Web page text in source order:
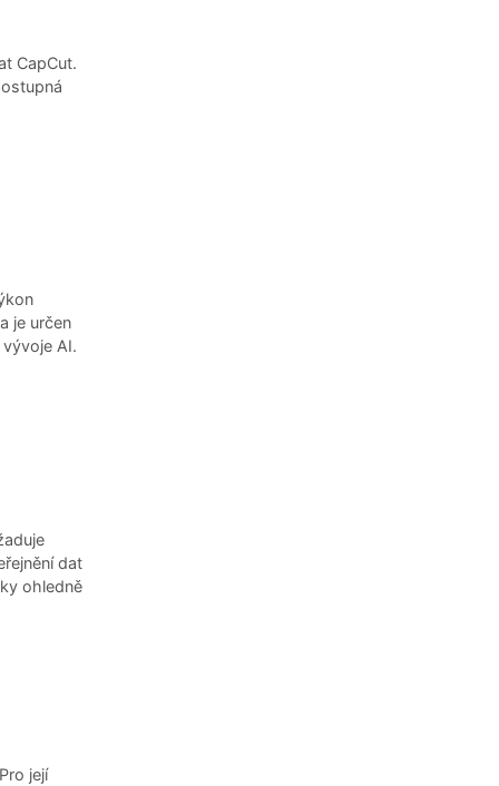
CapCut.
je určen
AI.
dat
ohledně
její